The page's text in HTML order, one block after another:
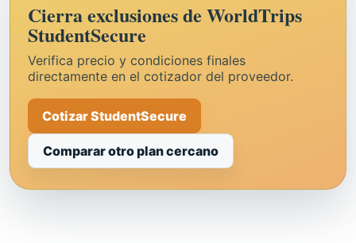
Cierra exclusiones de WorldTrips
StudentSecure
Verifica precio y condiciones finales
directamente en el cotizador del proveedor.
Cotizar StudentSecure
Comparar otro plan cercano